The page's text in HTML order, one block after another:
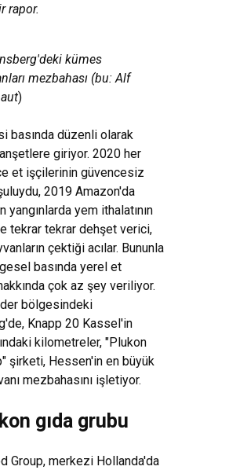
rapor.
kümes
mezbahası (bu: Alf
)
basında düzenli olarak
giriyor. 2020 her
et işçilerinin güvencesiz
2019 Amazon'da
yangınlarda yem ithalatının
tekrar tekrar dehşet verici,
çektiği acılar. Bununla
basında yerel et
çok az şey veriliyor.
bölgesindeki
Knapp 20 Kassel'in
kilometreler, "Plukon
şirketi, Hessen'in en büyük
mezbahasını işletiyor.
gıda grubu
Group, merkezi Hollanda'da